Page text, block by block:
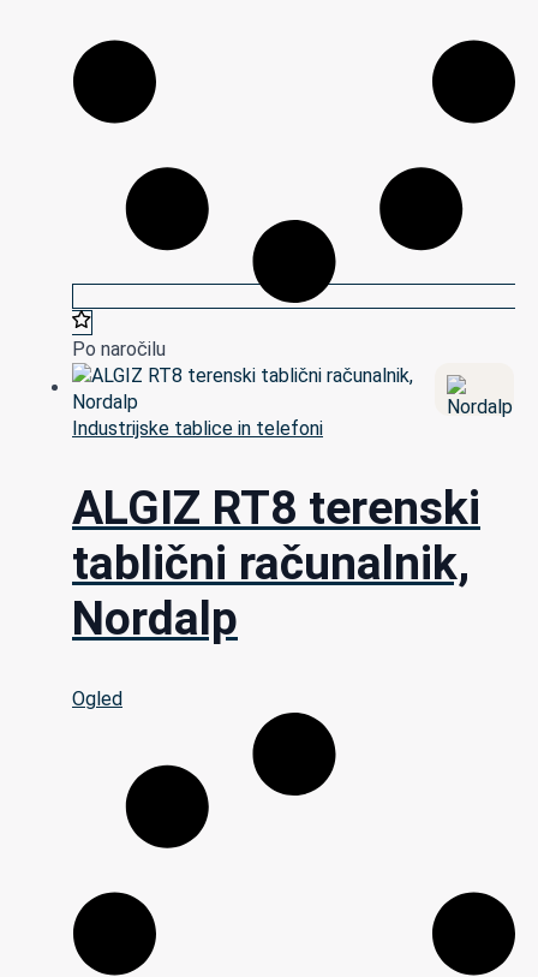
Po naročilu
Industrijske tablice in telefoni
ALGIZ RT8 terenski
tablični računalnik,
Nordalp
Ogled